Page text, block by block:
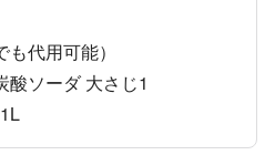
代用可能）
酸ソーダ 大さじ1